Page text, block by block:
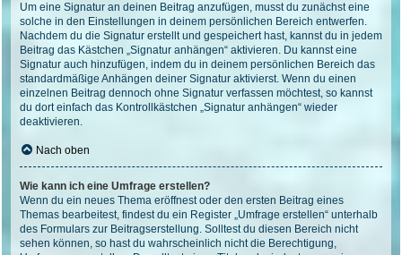
Um eine Signatur an deinen Beitrag anzufügen, musst du zunächst eine
solche in den Einstellungen in deinem persönlichen Bereich entwerfen.
Nachdem du die Signatur erstellt und gespeichert hast, kannst du in jedem
Beitrag das Kästchen „Signatur anhängen“ aktivieren. Du kannst eine
Signatur auch hinzufügen, indem du in deinem persönlichen Bereich das
standardmäßige Anhängen deiner Signatur aktivierst. Wenn du einen
einzelnen Beitrag dennoch ohne Signatur verfassen möchtest, so kannst
du dort einfach das Kontrollkästchen „Signatur anhängen“ wieder
deaktivieren.
Nach oben
Wie kann ich eine Umfrage erstellen?
Wenn du ein neues Thema eröffnest oder den ersten Beitrag eines
Themas bearbeitest, findest du ein Register „Umfrage erstellen“ unterhalb
des Formulars zur Beitragserstellung. Solltest du diesen Bereich nicht
sehen können, so hast du wahrscheinlich nicht die Berechtigung,